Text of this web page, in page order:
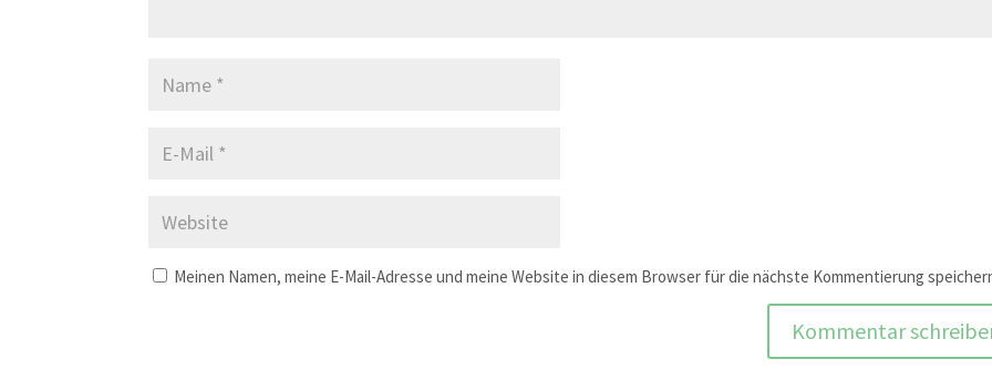
Meinen Namen, meine E-Mail-Adresse und meine Website in diesem Browser für die nächste Kommentierung